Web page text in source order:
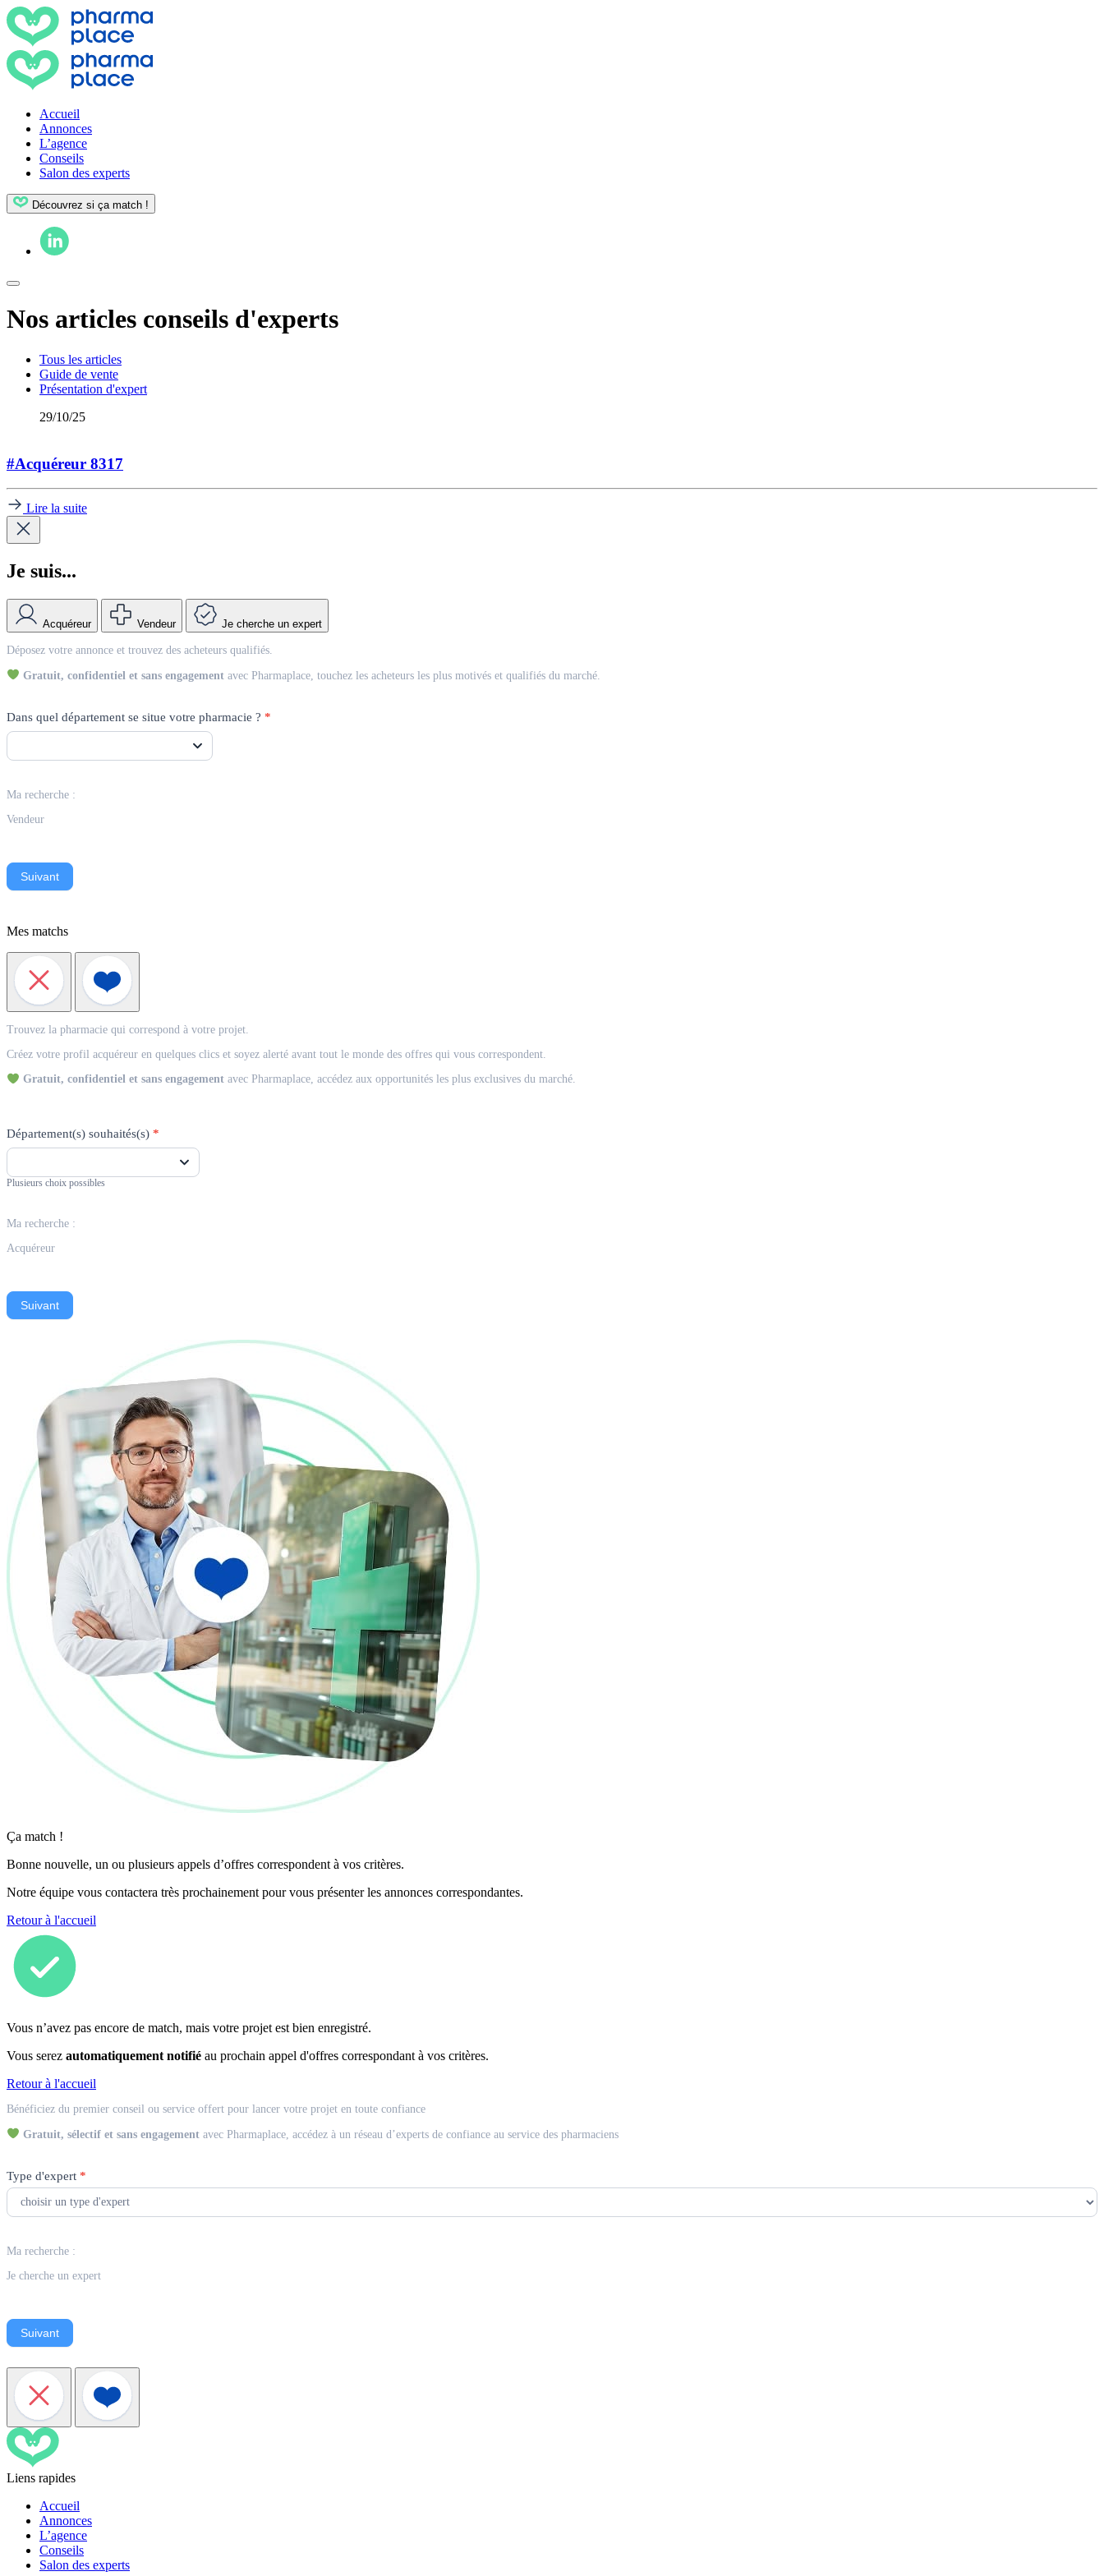
Accueil
Annonces
L’agence
Conseils
Salon des experts
Découvrez si ça match !
Nos articles conseils d'experts
Tous les articles
Guide de vente
Présentation d'expert
29/10/25
#Acquéreur 8317
Lire la suite
Je suis...
Acquéreur Vendeur Je cherche un expert
Vendeur
Déposez votre annonce et trouvez des acheteurs qualifiés.
Gratuit, confidentiel et sans engagement avec Pharmaplace, touchez les acheteurs les plus motivés et qualifiés du marché.
Dans quel département se situe votre pharmacie ? *
Ma recherche :
Vendeur
Suivant
Mes matchs
Acquéreur
Trouvez la pharmacie qui correspond à votre projet.
Créez votre profil acquéreur en quelques clics et soyez alerté avant tout le monde des offres qui vous correspondent.
Gratuit, confidentiel et sans engagementavec Pharmaplace, accédez aux opportunités les plus exclusives du marché.
Département(s) souhaités(s) *
Plusieurs choix possibles
Ma recherche :
Acquéreur
Suivant
Ça match !
Bonne nouvelle, un ou plusieurs appels d’offres correspondent à vos critères.
Notre équipe vous contactera très prochainement pour vous présenter les annonces correspondantes.
Retour à l'accueil
Vous n’avez pas encore de match, mais votre projet est bien enregistré.
Vous serez automatiquement notifié au prochain appel d'offres correspondant à vos critères.
Retour à l'accueil
Expert
Bénéficiez du premier conseil ou service offert pour lancer votre projet en toute confiance
Gratuit, sélectif et sans engagementavec Pharmaplace, accédez à un réseau d’experts de confiance au service des pharmaciens
Type d'expert *
Ma recherche :
Je cherche un expert
Suivant
Liens rapides
Accueil
Annonces
L’agence
Conseils
Salon des experts